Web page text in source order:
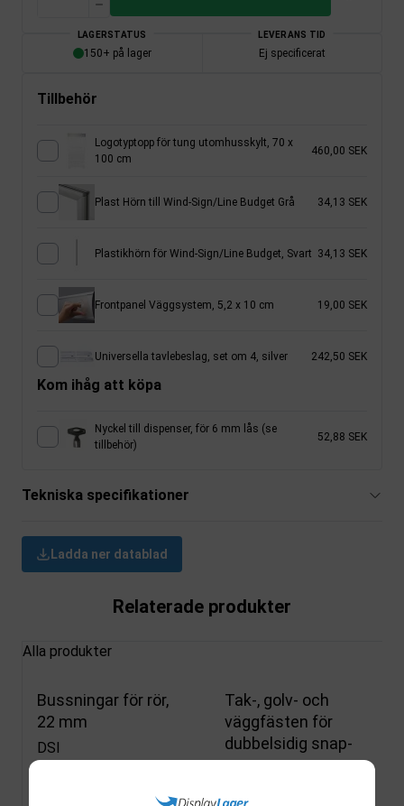
LAGERSTATUS
150+ på lager
LEVERANS TID
Ej specificerat
Tillbehör
Logotyptopp för tung utomhusskylt, 70 x
100 cm
460,00 SEK
Plast Hörn till Wind-Sign/Line Budget Grå 34,13 SEK
Plastikhörn för Wind-Sign/Line Budget, Svart 34,13 SEK
Frontpanel Väggsystem, 5,2 x 10 cm 19,00 SEK
Universella tavlebeslag, set om 4, silver 242,50 SEK
Kom ihåg att köpa
Nyckel till dispenser, för 6 mm lås (se
tillbehör)
52,88 SEK
Tekniska specifikationer
Ladda ner datablad
Relaterade produkter
Alla produkter
Bussningar för rör,
22 mm
DSI
Tak-, golv- och
väggfästen för
dubbelsidig snap-
ram